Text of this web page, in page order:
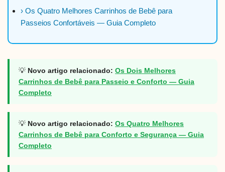
› Os Quatro Melhores Carrinhos de Bebê para
Passeios Confortáveis — Guia Completo
💡 Novo artigo relacionado: Os Dois Melhores
Carrinhos de Bebê para Passeio e Conforto — Guia
Completo
💡 Novo artigo relacionado: Os Quatro Melhores
Carrinhos de Bebê para Conforto e Segurança — Guia
Completo